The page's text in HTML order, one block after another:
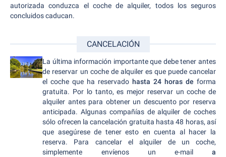
autorizada conduzca el coche de alquiler, todos los seguros
concluidos caducan.
CANCELACIÓN
La última información importante que debe tener antes
de reservar un coche de alquiler es que puede cancelar
el coche que ha reservado hasta 24 horas de forma
gratuita. Por lo tanto, es mejor reservar un coche de
alquiler antes para obtener un descuento por reserva
anticipada. Algunas compañías de alquiler de coches
sólo ofrecen la cancelación gratuita hasta 48 horas, así
que asegúrese de tener esto en cuenta al hacer la
reserva. Para cancelar el alquiler de un coche,
simplemente envíenos un e-mail a